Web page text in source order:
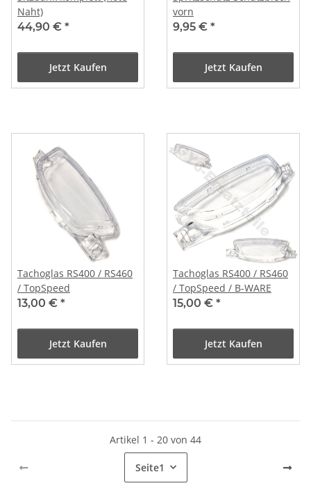
Naht)
44,90 € *
Jetzt Kaufen
vorn
9,95 € *
Jetzt Kaufen
Tachoglas RS400 / RS460
/ TopSpeed
13,00 € *
Jetzt Kaufen
Tachoglas RS400 / RS460
/ TopSpeed / B-WARE
15,00 € *
Jetzt Kaufen
Artikel 1 - 20 von 44
Seite1